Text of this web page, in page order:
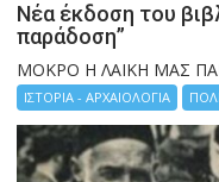
Νέα έκδοση του
παράδοση”
ΜΟΚΡΟ Η ΛΑΙΚΗ ΜΑΣ
ΙΣΤΟΡΙΑ - ΑΡΧΑΙΟΛΟΓΙΑ